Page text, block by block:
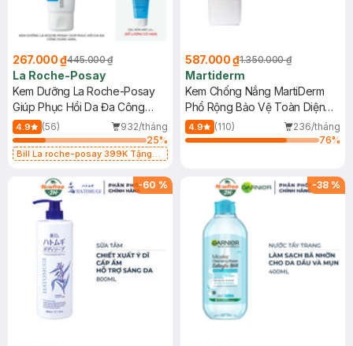
267.000 ₫445.000 ₫
La Roche-Posay
Kem Dưỡng La Roche-Posay
Giúp Phục Hồi Da Đa Công
Dụng 40ml
4.9 (56)
932/tháng
25%
Bill La roche-posay 399K Tặng
(SL có hạn)
587.000 ₫1.350.000 ₫
Martiderm
Kem Chống Nắng MartiDerm
Phổ Rộng Bảo Vệ Toàn Diện
40ml
4.9 (110)
236/tháng
76%
-60 % -38 %